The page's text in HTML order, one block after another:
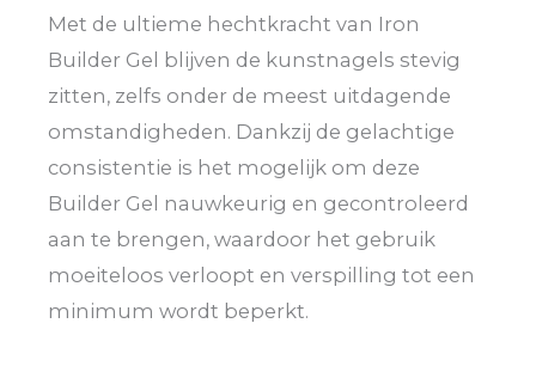
Met de ultieme hechtkracht van Iron
Builder Gel blijven de kunstnagels stevig
zitten, zelfs onder de meest uitdagende
omstandigheden. Dankzij de gelachtige
consistentie is het mogelijk om deze
Builder Gel nauwkeurig en gecontroleerd
aan te brengen, waardoor het gebruik
moeiteloos verloopt en verspilling tot een
minimum wordt beperkt.